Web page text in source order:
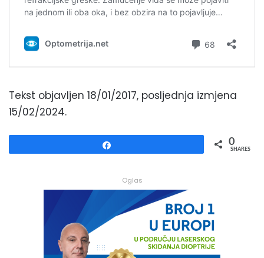
Tekst objavljen 18/01/2017, posljednja izmjena
15/02/2024.
0
SHARES
Oglas